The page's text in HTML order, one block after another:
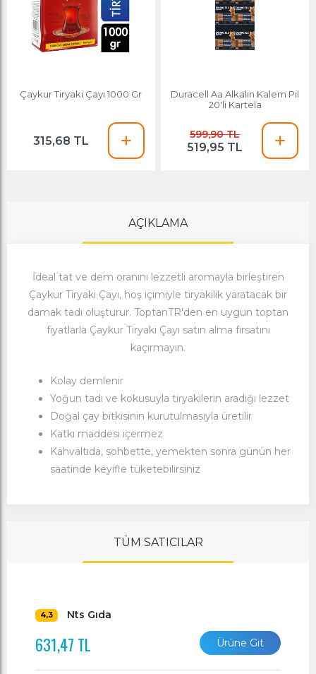
Çaykur Tiryaki Çayı 1000 Gr
315,68 TL
Duracell Aa Alkalin Kalem Pil
20'li Kartela
599,90 TL
519,95 TL
AÇIKLAMA
İdeal tat ve dem oranını lezzetli aromayla birleştiren
Çaykur Tiryaki Çayı, hoş içimiyle tiryakilik yaratacak bir
damak tadı oluşturur. ToptanTR'den en uygun toptan
fiyatlarla Çaykur Tiryaki Çayı satın alma fırsatını
kaçırmayın.
Kolay demlenir
Yoğun tadı ve kokusuyla tiryakilerin aradığı lezzet
Doğal çay bitkisinin kurutulmasıyla üretilir
Katkı maddesi içermez
Kahvaltıda, sohbette, yemekten sonra günün her
saatinde keyifle tüketebilirsiniz
TÜM SATICILAR
4,3 Nts Gıda
631,47 TL Ürüne Git